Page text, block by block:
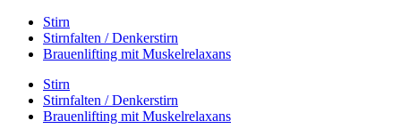
Stirn
Stirnfalten / Denkerstirn
Brauenlifting mit Muskelrelaxans
Stirn
Stirnfalten / Denkerstirn
Brauenlifting mit Muskelrelaxans